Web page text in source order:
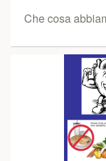
Che cosa